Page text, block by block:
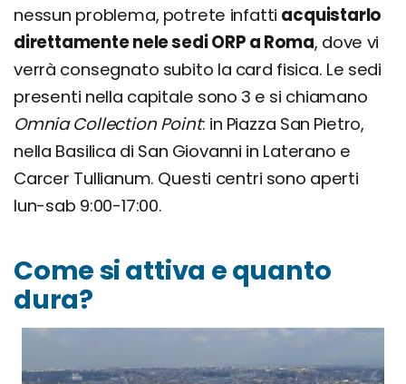
nessun problema, potrete infatti acquistarlo
direttamente nele sedi ORP a Roma, dove vi
verrà consegnato subito la card fisica. Le sedi
presenti nella capitale sono 3 e si chiamano
Omnia Collection Point: in Piazza San Pietro,
nella Basilica di San Giovanni in Laterano e
Carcer Tullianum. Questi centri sono aperti
lun-sab 9:00-17:00.
Come si attiva e quanto
dura?